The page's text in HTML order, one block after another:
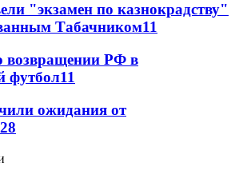
"экзамен по казнокрадству"
Табачником11
РФ в
футбол11
ожидания от
28